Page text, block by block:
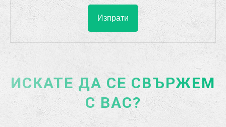
ИСКАТЕ ДА СЕ СВЪРЖЕМ
С ВАС?